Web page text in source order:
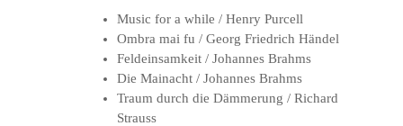
Music for a while / Henry Purcell
Ombra mai fu / Georg Friedrich Händel
Feldeinsamkeit / Johannes Brahms
Die Mainacht / Johannes Brahms
Traum durch die Dämmerung / Richard
Strauss